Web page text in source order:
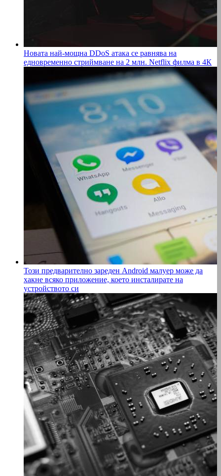
Новата най-мощна DDoS атака се равнява на
едновременно стриймване на 2 млн. Netflix филма в 4К
Този предварително зареден Android малуер може да
хакне всяко приложение, което инсталирате на
устройството си